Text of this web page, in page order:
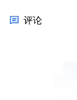
评论